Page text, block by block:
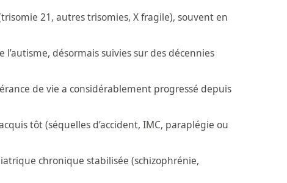
21, autres trisomies, X fragile), souvent en
désormais suivies sur des décennies
de vie a considérablement progressé depuis
tôt (séquelles d’accident, IMC, paraplégie ou
chronique stabilisée (schizophrénie,